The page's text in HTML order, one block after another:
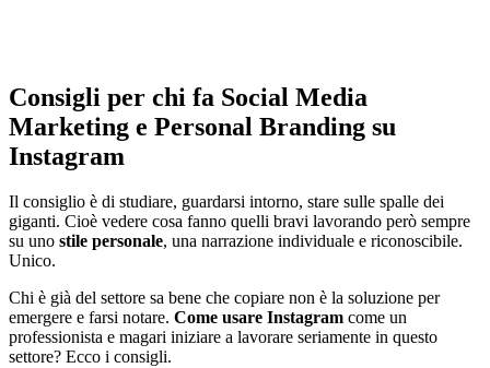
Consigli per chi fa Social Media
Marketing e Personal Branding su
Instagram
Il consiglio è di studiare, guardarsi intorno, stare sulle spalle dei
giganti. Cioè vedere cosa fanno quelli bravi lavorando però sempre
su uno stile personale, una narrazione individuale e riconoscibile.
Unico.
Chi è già del settore sa bene che copiare non è la soluzione per
emergere e farsi notare. Come usare Instagram come un
professionista e magari iniziare a lavorare seriamente in questo
settore? Ecco i consigli.